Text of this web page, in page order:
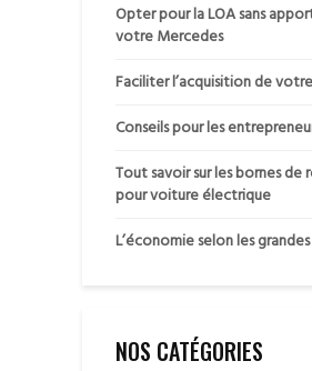
Opter pour la LOA sans
votre Mercedes
Faciliter l’acquisition de
Conseils pour les
Tout savoir sur les bornes de
pour voiture électrique
L’économie selon les
NOS CATÉGORIES